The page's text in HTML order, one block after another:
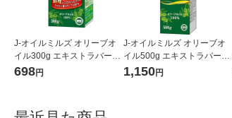
J-オイルミルズ オリーブオ
イル300g エキストラバージ
ン スペイン産オリーブ100%
698円
J-オイルミルズ オリーブオ
イル500g エキストラバージ
ン スペイン産オリーブ100%
1,150円